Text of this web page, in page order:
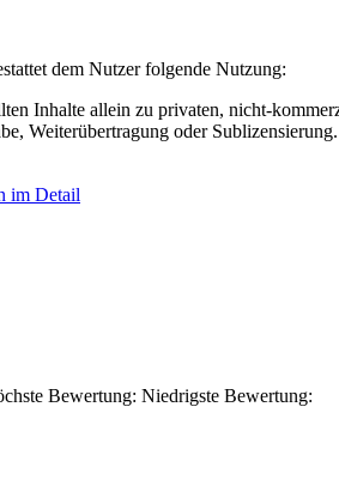
dem Nutzer folgende Nutzung:
Inhalte allein zu privaten, nicht-
Weiterübertragung oder Sublizensierung.
im Detail
Bewertung: Niedrigste Bewertung: